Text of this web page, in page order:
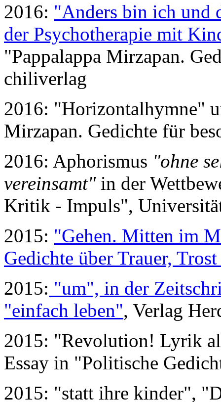
2016: "Anders bin ich und
der Psychotherapie mit
"Pappalappa Mirzapan.
chiliverlag
2016: "Horizontalhymne"
Mirzapan. Gedichte für
2016: Aphorismus "ohne
vereinsamt"in der
Kritik - Impuls",
2015: "Gehen. Mitten im
Gedichte über Trauer,
2015: "um", in der
"einfach leben", Verlag
2015: "Revolution! Lyrik
Essay in "Politische
2015: "statt ihre kinder",